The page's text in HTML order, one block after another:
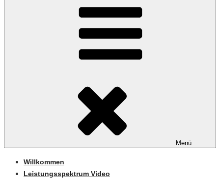
Menü
Willkommen
Leistungsspektrum Video